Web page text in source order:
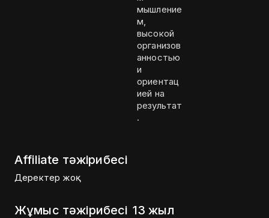
мышление
м,
высокой
организов
анностью
и
ориентац
ией на
результат
.
Affiliate тәжірибесі
Деректер жоқ
Жұмыс тәжірибесі 13 жыл